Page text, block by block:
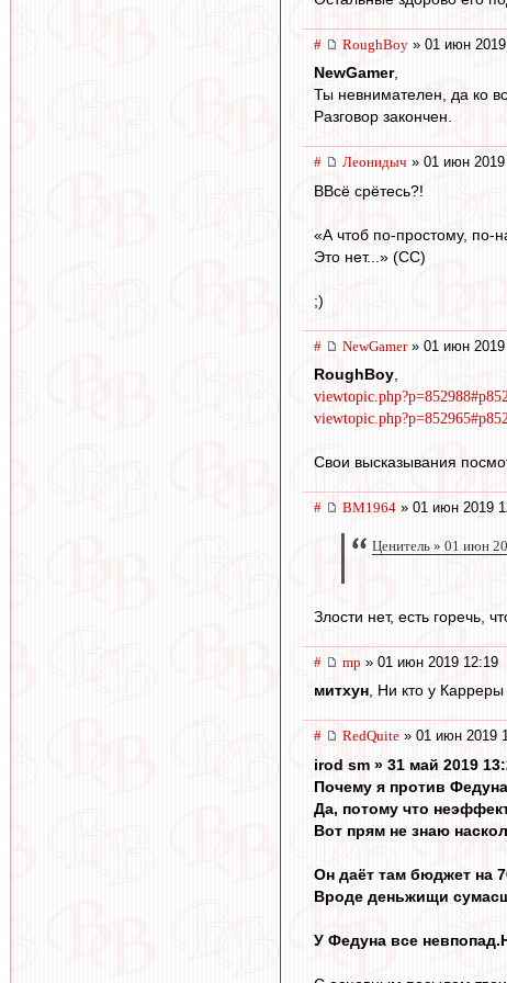
# RoughBoy » 01 июн
NewGamer,
Ты невнимателен, да ко
Разговор закончен.
# Леонидыч » 01 июн
ВВсё срётесь?!
«А чтоб по-простому, по-
Это нет...» (СС)
;)
# NewGamer» 01 июн 2019
RoughBoy,
Свои высказывания
# BM1964 » 01 июн 2019
Ценитель » 01 июн
Злости нет, есть горечь,
# mp » 01 июн 2019 12:19
митхун, Ни кто у Карреры
# RedQuite » 01 июн 2019
irod sm » 31 май 2019
Почему я против
Да, потому что
Вот прям не знаю
Он даёт там бюджет на
Вроде деньжищи
У Федуна все